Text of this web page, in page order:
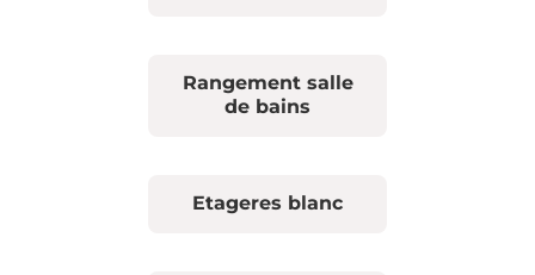
Rangement salle
de bains
Etageres blanc